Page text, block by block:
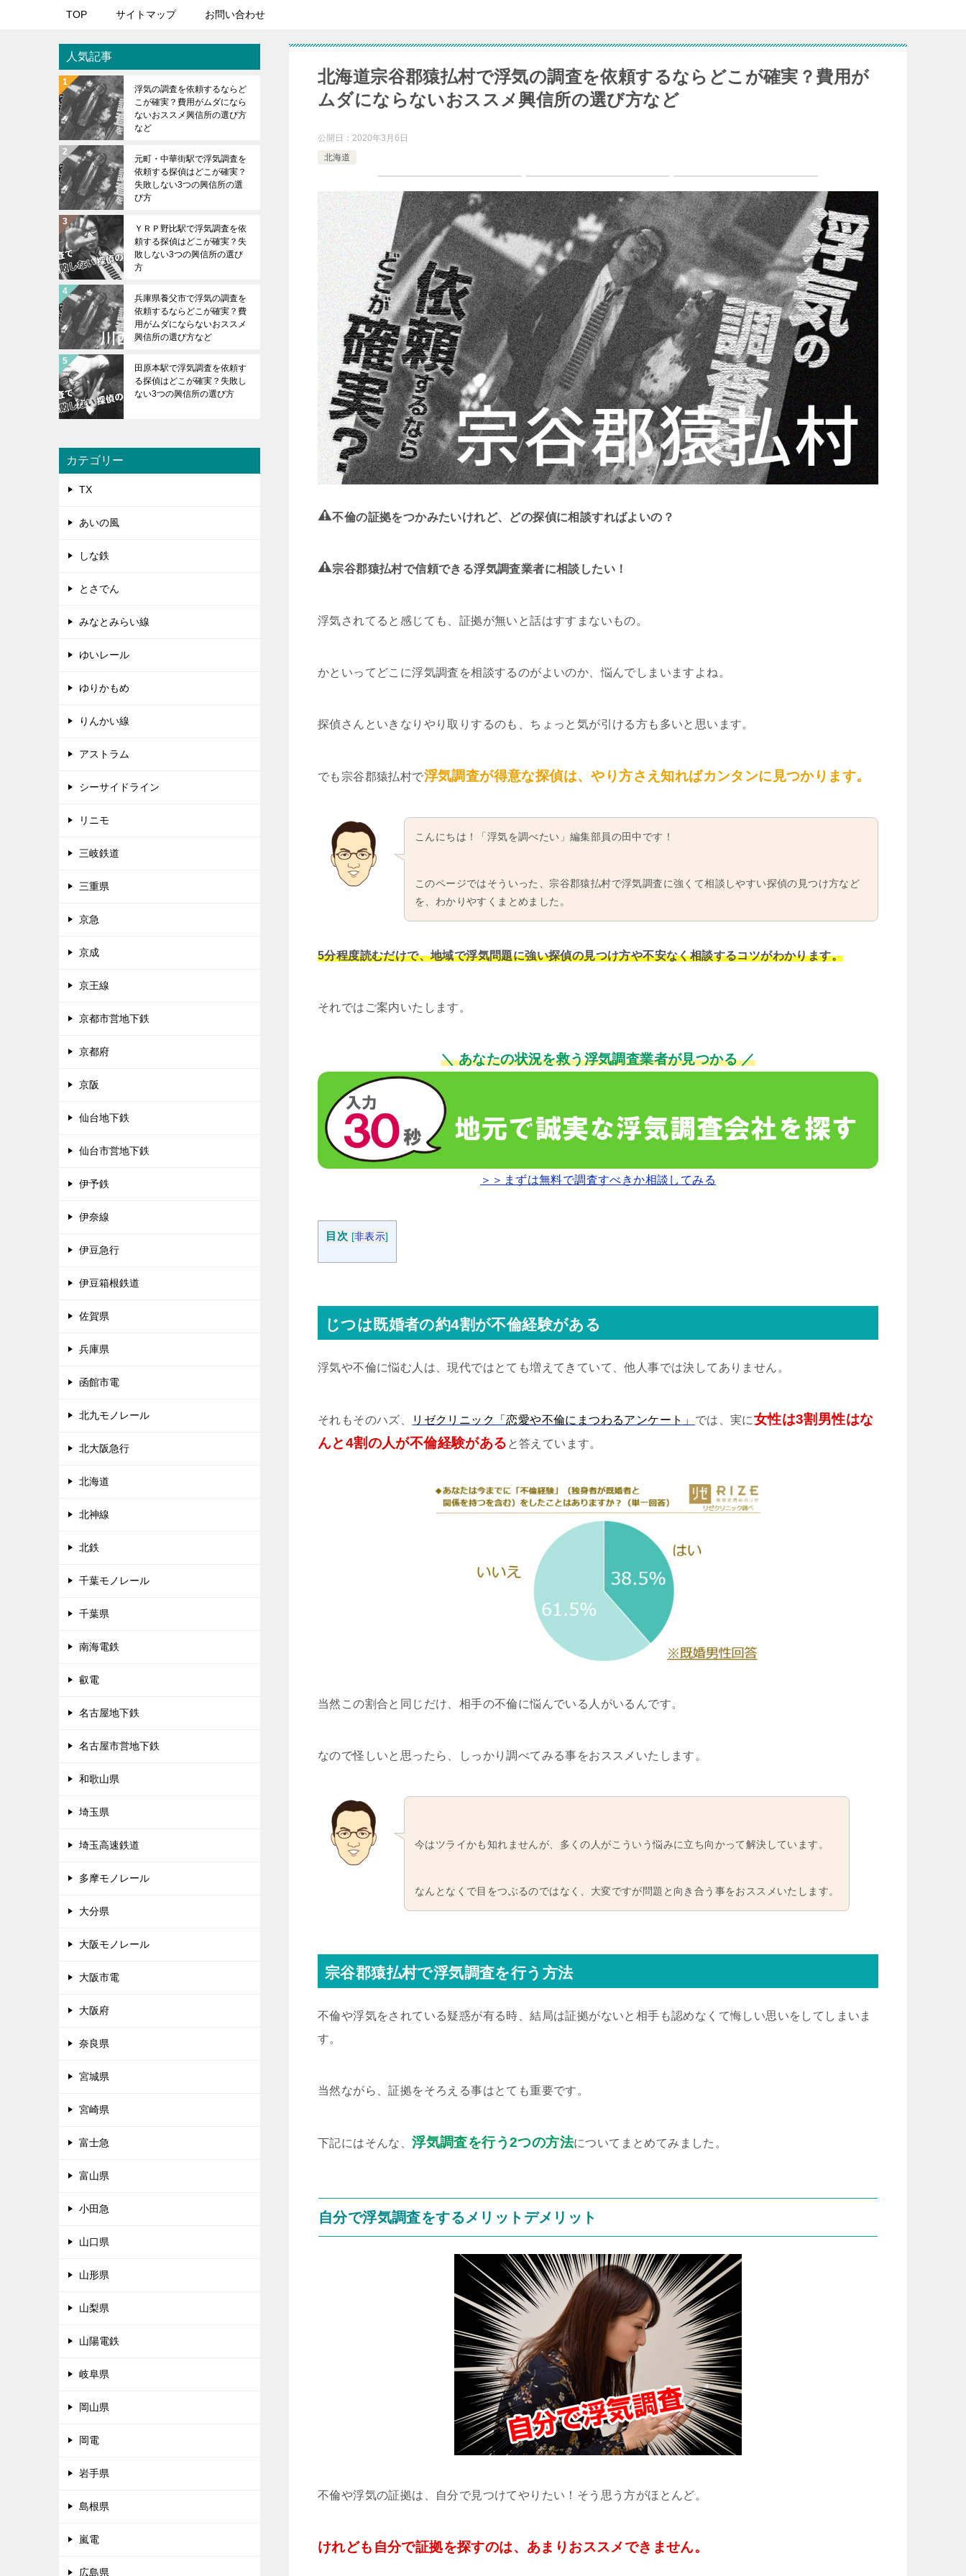
TOP サイトマップ お問い合わせ
北海道宗谷郡猿払村で浮気の調査を依頼するならどこが確実？費用が
ムダにならないおススメ興信所の選び方など
公開日： 2020年3月6日
北海道
不倫の証拠をつかみたいけれど、どの探偵に相談すればよいの？
宗谷郡猿払村で信頼できる浮気調査業者に相談したい！
浮気されてると感じても、証拠が無いと話はすすまないもの。
かといってどこに浮気調査を相談するのがよいのか、悩んでしまいますよね。
探偵さんといきなりやり取りするのも、ちょっと気が引ける方も多いと思います。
でも宗谷郡猿払村で浮気調査が得意な探偵は、やり方さえ知ればカンタンに見つかります。
こんにちは！「浮気を調べたい」編集部員の田中です！
このページではそういった、宗谷郡猿払村で浮気調査に強くて相談しやすい探偵の見つけ方など
を、わかりやすくまとめました。
5分程度読むだけで、地域で浮気問題に強い探偵の見つけ方や不安なく相談するコツがわかります。
それではご案内いたします。
＼ あなたの状況を救う浮気調査業者が見つかる ／
＞＞まずは無料で調査すべきか相談してみる
目次 [非表示]
じつは既婚者の約4割が不倫経験がある
浮気や不倫に悩む人は、現代ではとても増えてきていて、他人事では決してありません。
それもそのハズ、 リゼクリニック「恋愛や不倫にまつわるアンケート」 では、実に女性は3割男性はな
んと4割の人が不倫経験がある と答えています。
当然この割合と同じだけ、相手の不倫に悩んでいる人がいるんです。
なので怪しいと思ったら、しっかり調べてみる事をおススメいたします。
今はツライかも知れませんが、多くの人がこういう悩みに立ち向かって解決しています。
なんとなくで目をつぶるのではなく、大変ですが問題と向き合う事をおススメいたします。
宗谷郡猿払村で浮気調査を行う方法
不倫や浮気をされている疑惑が有る時、結局は証拠がないと相手も認めなくて悔しい思いをしてしまいま
す。
当然ながら、証拠をそろえる事はとても重要です。
下記にはそんな、浮気調査を行う2つの方法についてまとめてみました。
自分で浮気調査をするメリットデメリット
不倫や浮気の証拠は、自分で見つけてやりたい！そう思う方がほとんど。
けれども自分で証拠を探すのは、あまりおススメできません。
人気記事
浮気の調査を依頼するならど
こが確実？費用がムダになら
ないおススメ興信所の選び方
など
元町・中華街駅で浮気調査を
依頼する探偵はどこが確実？
失敗しない3つの興信所の選
び方
ＹＲＰ野比駅で浮気調査を依
頼する探偵はどこが確実？失
敗しない3つの興信所の選び
方
兵庫県養父市で浮気の調査を
依頼するならどこが確実？費
用がムダにならないおススメ
興信所の選び方など
田原本駅で浮気調査を依頼す
る探偵はどこが確実？失敗し
ない3つの興信所の選び方
カテゴリー
TX
あいの風
しな鉄
とさでん
みなとみらい線
ゆいレール
ゆりかもめ
りんかい線
アストラム
シーサイドライン
リニモ
三岐鉄道
三重県
京急
京成
京王線
京都市営地下鉄
京都府
京阪
仙台地下鉄
仙台市営地下鉄
伊予鉄
伊奈線
伊豆急行
伊豆箱根鉄道
佐賀県
兵庫県
函館市電
北九モノレール
北大阪急行
北海道
北神線
北鉄
千葉モノレール
千葉県
南海電鉄
叡電
名古屋地下鉄
名古屋市営地下鉄
和歌山県
埼玉県
埼玉高速鉄道
多摩モノレール
大分県
大阪モノレール
大阪市電
大阪府
奈良県
宮城県
宮崎県
富士急
富山県
小田急
山口県
山形県
山梨県
山陽電鉄
岐阜県
岡山県
岡電
岩手県
島根県
嵐電
広島県